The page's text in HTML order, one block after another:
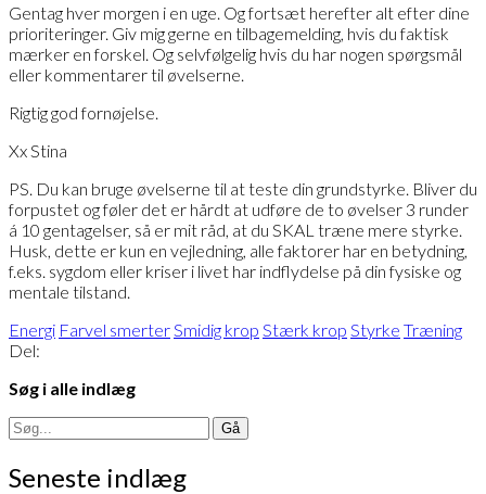
Gentag hver morgen i en uge. Og fortsæt herefter alt efter dine
prioriteringer. Giv mig gerne en tilbagemelding, hvis du faktisk
mærker en forskel. Og selvfølgelig hvis du har nogen spørgsmål
eller kommentarer til øvelserne.
Rigtig god fornøjelse.
Xx Stina
PS. Du kan bruge øvelserne til at teste din grundstyrke. Bliver du
forpustet og føler det er hårdt at udføre de to øvelser 3 runder
á 10 gentagelser, så er mit råd, at du SKAL træne mere styrke.
Husk, dette er kun en vejledning, alle faktorer har en betydning,
f.eks. sygdom eller kriser i livet har indflydelse på din fysiske og
mentale tilstand.
Energi Farvel smerter Smidig krop Stærk krop Styrke Træning
Del:
Søg i alle indlæg
Search
for:
Seneste indlæg